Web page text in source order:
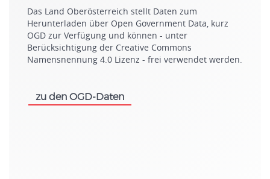
Das Land Oberösterreich stellt Daten zum
Herunterladen über Open Government Data, kurz
OGD zur Verfügung und können - unter
Berücksichtigung der Creative Commons
Namensnennung 4.0 Lizenz - frei verwendet werden.
zu den OGD-Daten